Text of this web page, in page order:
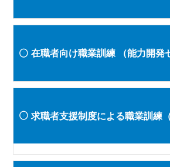
在職者向け職業訓練 （能力開発
求職者支援制度による職業訓練